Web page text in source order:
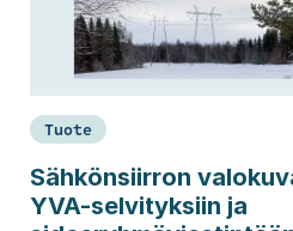
Tuote
Sähkönsiirron
YVA-selvityksiin ja